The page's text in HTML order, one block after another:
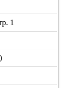
1